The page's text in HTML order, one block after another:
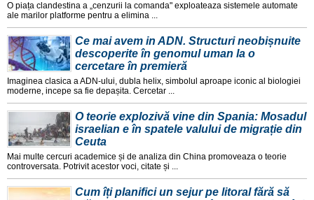
O piața clandestina a „cenzurii la comanda" exploateaza sistemele automate
ale marilor platforme pentru a elimina ...
Ce mai avem in ADN. Structuri neobișnuite
descoperite în genomul uman la o
cercetare în premieră
Imaginea clasica a ADN-ului, dubla helix, simbolul aproape iconic al biologiei
moderne, incepe sa fie depașita. Cercetar ...
O teorie explozivă vine din Spania: Mosadul
israelian e în spatele valului de migrație din
Ceuta
Mai multe cercuri academice și de analiza din China promoveaza o teorie
controversata. Potrivit acestor voci, citate și ...
Cum îți planifici un sejur pe litoral fără să